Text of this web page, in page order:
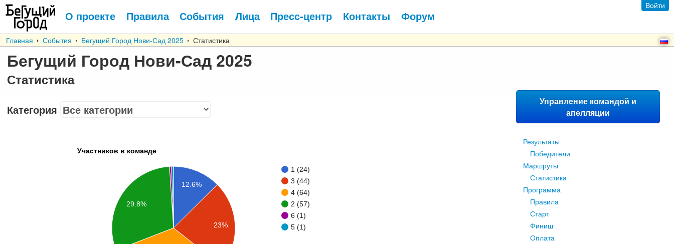
Войти
О проекте Правила События Лица Пресс-центр Контакты Форум
Главная События Бегущий Город Нови-Сад 2025 Статистика
Бегущий Город Нови-Сад 2025
Статистика
Управление командой и
апелляции
Результаты
Победители
Маршруты
Статистика
Программа
Правила
Старт
Финиш
Оплата
Категория
Участников в команде
1 (24)
3 (44)
4 (64)
2 (57)
6 (1)
5 (1)
12.6%
23%
29.8%